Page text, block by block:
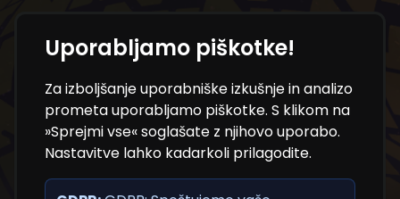
Uporabljamo piškotke!
Za izboljšanje uporabniške izkušnje in analizo
prometa uporabljamo piškotke. S klikom na
»Sprejmi vse« soglašate z njihovo uporabo.
Nastavitve lahko kadarkoli prilagodite.
Ne zamudite novosti iz
sveta NT konference
Prijavite se na e-novice in bodite med prvimi, ki
prejmejo programske novosti, pomembne